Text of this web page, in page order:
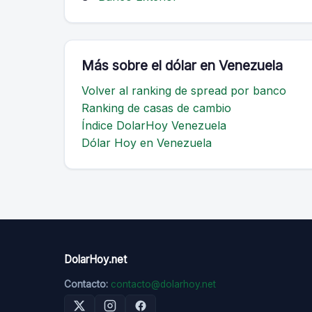
Más sobre el dólar en Venezuela
Volver al ranking de spread por banco
Ranking de casas de cambio
Índice DolarHoy Venezuela
Dólar Hoy en Venezuela
DolarHoy.net
Contacto: contacto@dolarhoy.net